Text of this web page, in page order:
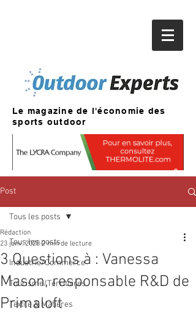
Le magazine de l'économie des
sports outdoor
Post
Tous les posts
Industrie/Commerce
Tourisme/Territoires
Textile & Matières
Tous les posts
3 Questions à : Vanessa
Mason, responsable R&D de
Primaloft
Rédaction
23 janv. 2020 2 min de lecture